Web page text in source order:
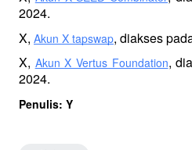
2024.
X, Akun X tapswap, diakses
X, Akun X Vertus Foundation,
2024.
Penulis: Y